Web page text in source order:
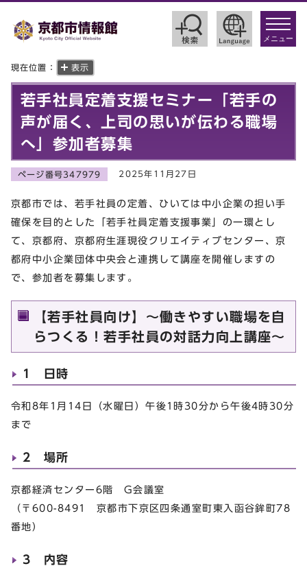
toggle
メニュー
現在位置： 表示
若手社員定着支援セミナー「若手の
声が届く、上司の思いが伝わる職場
へ」参加者募集
ページ番号347979 2025年11月27日
京都市では、若手社員の定着、ひいては中小企業の担い手
確保を目的とした「若手社員定着支援事業」の一環とし
て、京都府、京都府生涯現役クリエイティブセンター、京
都府中小企業団体中央会と連携して講座を開催しますの
で、参加者を募集します。
【若手社員向け】～働きやすい職場を自
らつくる！若手社員の対話力向上講座～
1 日時
令和8年1月14日（水曜日）午後1時30分から午後4時30分
まで
2 場所
京都経済センター6階 G会議室
（〒600-8491 京都市下京区四条通室町東入函谷鉾町78
番地）
3 内容